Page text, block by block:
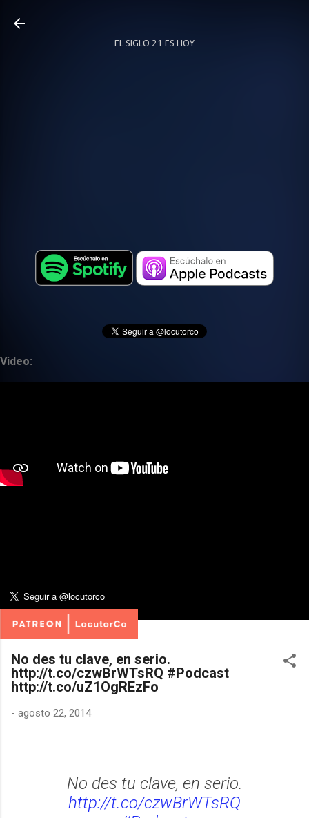
EL SIGLO 21 ES HOY
Video:
No des tu clave, en serio.
http://t.co/czwBrWTsRQ #Podcast
http://t.co/uZ1OgREzFo
- agosto 22, 2014
No des tu clave, en serio.
http://t.co/czwBrWTsRQ